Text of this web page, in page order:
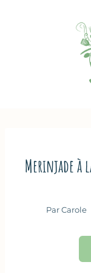
Merinjade à
Par Carole